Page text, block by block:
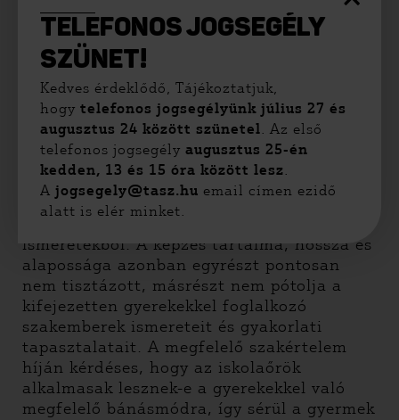
akkor a gyerekek által elkövetett
büntetendő cselekmények száma csökken.
A törvényjavaslat előírja, hogy az
iskolaőrnek vizsgáznia kell a rendőri
intézkedések és kényszerítő eszközök
alkalmazásával kapcsolatos ismeretekből,
szabálysértési, büntetőjogi és büntető
eljárásjogi ismeretekből, továbbá
ismeretekből. A képzés tartalma, hossza és
alapossága azonban egyrészt pontosan
nem tisztázott, másrészt nem pótolja a
kifejezetten gyerekekkel foglalkozó
szakemberek ismereteit és gyakorlati
tapasztalatait. A megfelelő szakértelem
híján kérdéses, hogy az iskolaőrök
alkalmasak lesznek-e a gyerekekkel való
megfelelő bánásmódra, így sérül a gyermek
TELEFONOS JOGSEGÉLY
SZÜNET!
Kedves érdeklődő, Tájékoztatjuk,
hogy telefonos jogsegélyünk július 27 és
augusztus 24 között szünetel . Az első
telefonos jogsegély augusztus 25-én
kedden, 13 és 15 óra között lesz
A jogsegely@tasz.hu email címen ezidő
alatt is elér minket.